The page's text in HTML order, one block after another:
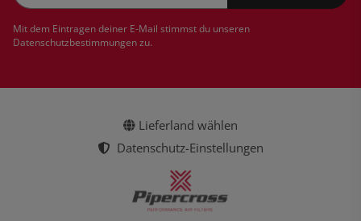
Mit dem Eintragen deiner E-Mail stimmst du unseren
Datenschutzbestimmungenzu.
Lieferland wählen
Datenschutz-Einstellungen